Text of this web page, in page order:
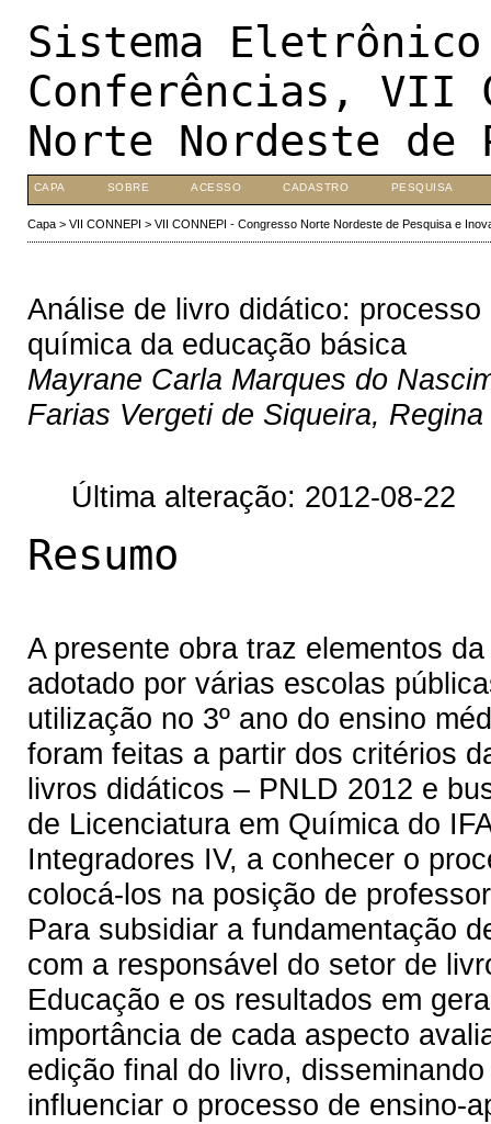
Sistema
Conferências, VII
Norte Nordeste de
CAPA SOBRE ACESSO CADASTRO PESQUISA
Capa> VII CONNEPI > VII CONNEPI - Congresso Norte Nordeste de Pesquisa e
Análise de livro didático:
química da educação básica
Mayrane Carla Marques do
Farias Vergeti de Siqueira,
Última alteração: 2012-08-22
Resumo
A presente obra traz elementos
adotado por várias escolas
utilização no 3º ano do ensino
foram feitas a partir dos critérios
livros didáticos – PNLD 2012 e
de Licenciatura em Química do
Integradores IV, a conhecer o
colocá-los na posição de
Para subsidiar a fundamentação
com a responsável do setor de
Educação e os resultados em
importância de cada aspecto
edição final do livro,
influenciar o processo de ensino-